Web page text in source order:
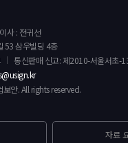
사 : 전귀선
53 삼우빌딩 4층
통신판매 신고: 제2010-서울서초-
안. All rights reserved.
자료